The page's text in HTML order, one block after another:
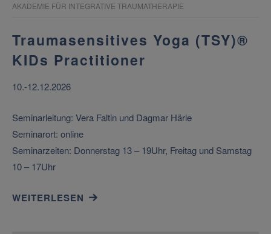
AKADEMIE FÜR INTEGRATIVE TRAUMATHERAPIE
Traumasensitives Yoga (TSY)®
KIDs Practitioner
10.-12.12.2026
Seminarleitung: Vera Faltin und Dagmar Härle
Seminarort: online
Seminarzeiten: Donnerstag 13 – 19Uhr, Freitag und Samstag
10 – 17Uhr
WEITERLESEN